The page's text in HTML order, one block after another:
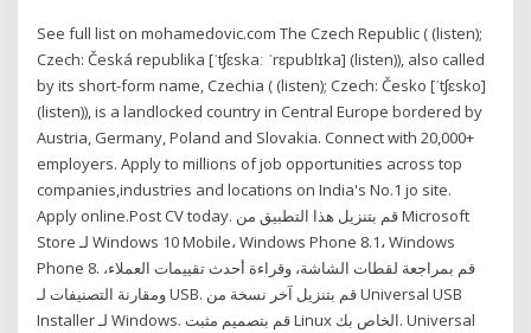
See full list on mohamedovic.com The Czech Republic ( (listen);
Czech: Česká republika [ˈtʃɛskaː ˈrɛpublɪka] (listen)), also called
by its short-form name, Czechia ( (listen); Czech: Česko [ˈtʃɛsko]
(listen)), is a landlocked country in Central Europe bordered by
Austria, Germany, Poland and Slovakia. Connect with 20,000+
employers. Apply to millions of job opportunities across top
companies,industries and locations on India's No.1 jo site.
Apply online.Post CV today. قم بتنزيل هذا التطبيق من Microsoft
Store لـ Windows 10 Mobile، Windows Phone 8.1، Windows
Phone 8. قم بمراجعة لقطات الشاشة، وقراءة أحدث تقييمات العملاء،
ومقارنة التصنيفات لـ USB. قم بتنزيل آخر نسخة من Universal USB
Installer لـ Windows. قم بتصميم مثبت Linux الخاص بك. Universal